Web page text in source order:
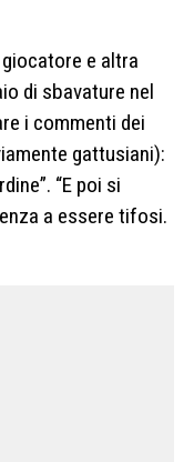
e altra
di sbavature nel
i commenti dei
gattusiani):
“E poi si
a essere tifosi.